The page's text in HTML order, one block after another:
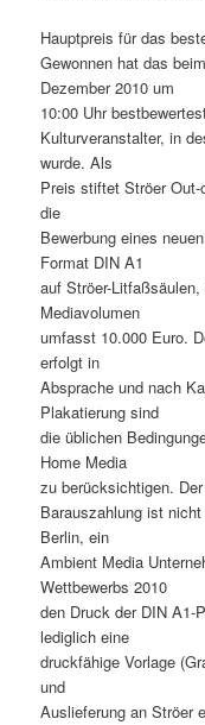
Hauptpreis für das
Gewonnen hat das
Dezember 2010 um
10:00 Uhr
Kulturveranstalter, in
wurde. Als
Preis stiftet Ströer
die
Bewerbung eines
Format DIN A1
auf Ströer-
Mediavolumen
umfasst 10.000 Euro.
erfolgt in
Absprache und nach
Plakatierung sind
die üblichen
Home Media
zu berücksichtigen.
Barauszahlung ist
Berlin, ein
Ambient Media
Wettbewerbs 2010
den Druck der DIN A1-
lediglich eine
druckfähige Vorlage
und
Auslieferung an Ströer